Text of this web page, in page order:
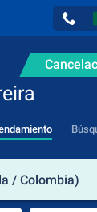
/ Colombia)